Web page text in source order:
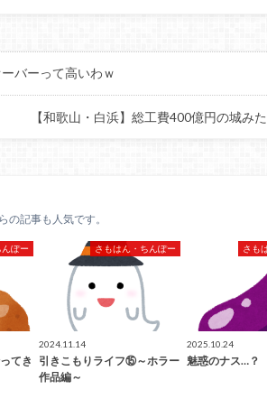
バーって高いわｗ
【和歌山・白浜】総工費400億円の城
の記事も人気です。
ぽー
てき
さもはん・ちんぽー
2024.11.14
引きこもりライフ⑮～ホラー
作品編～
さも
2025.10.24
魅惑のナス…？